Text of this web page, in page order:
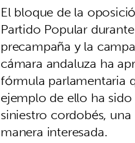
El bloque de la
Partido Popular
precampaña y la
cámara andaluza ha
fórmula parlamentaria
ejemplo de ello ha
siniestro cordobés,
manera interesada.